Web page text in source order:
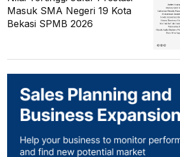
Masuk SMA Negeri 19 Kota
Bekasi SPMB 2026